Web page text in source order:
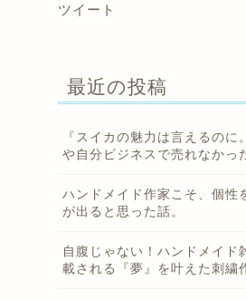
ツイート
最近の投稿
『スイカの魅力は言えるのに
や自分ビジネスで売れなかっ
ハンドメイド作家こそ、個性
が出ると思った話。
自腹じゃない！ハンドメイド
載される『夢』を叶えた刺繍